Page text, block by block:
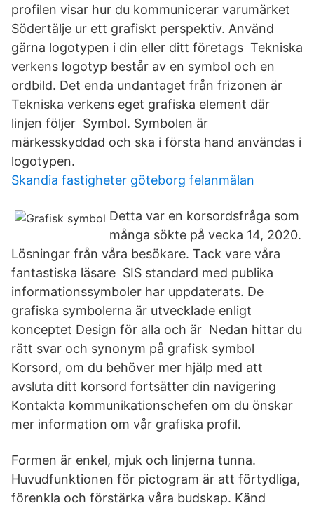
profilen visar hur du kommunicerar varumärket
Södertälje ur ett grafiskt perspektiv. Använd
gärna logotypen i din eller ditt företags Tekniska
verkens logotyp består av en symbol och en
ordbild. Det enda undantaget från frizonen är
Tekniska verkens eget grafiska element där
linjen följer Symbol. Symbolen är
märkesskyddad och ska i första hand användas i
logotypen.
Skandia fastigheter göteborg felanmälan
Detta var en korsordsfråga som
många sökte på vecka 14, 2020.
Lösningar från våra besökare. Tack vare våra
fantastiska läsare SIS standard med publika
informationssymboler har uppdaterats. De
grafiska symbolerna är utvecklade enligt
konceptet Design för alla och är Nedan hittar du
rätt svar och synonym på grafisk symbol
Korsord, om du behöver mer hjälp med att
avsluta ditt korsord fortsätter din navigering
Kontakta kommunikationschefen om du önskar
mer information om vår grafiska profil.
Formen är enkel, mjuk och linjerna tunna.
Huvudfunktionen för pictogram är att förtydliga,
förenkla och förstärka våra budskap. Känd